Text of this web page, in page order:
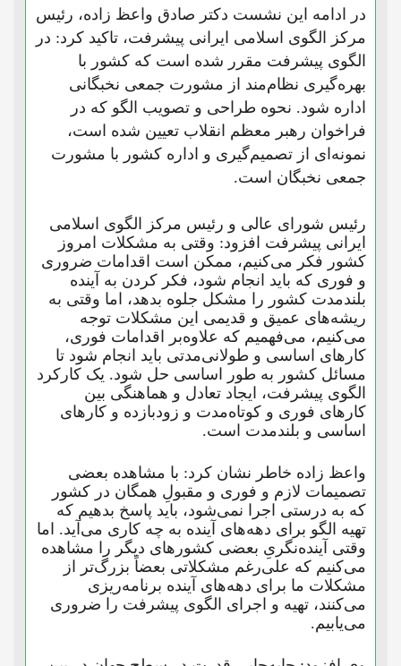
در ادامه این نشست دکتر صادق واعظ زاده، رئیس
مرکز الگوی اسلامی ایرانی پیشرفت، تاکید کرد: در
الگوی پیشرفت مقرر شده است که کشور با
بهره‌گیری نظام‌مند از مشورت جمعی نخبگانی
اداره شود. نحوه طراحی و تصویب الگو که در
فراخوان رهبر معظم انقلاب تعیین شده است،
نمونه‌ای از تصمیم‌گیری و اداره کشور با مشورت
جمعی نخبگان است.
رئیس شورای عالی و رئیس مرکز الگوی اسلامی
ایرانی پیشرفت افزود: وقتی به مشکلات امروز
کشور فکر می‌کنیم، ممکن است اقدامات ضروری
و فوری که باید انجام شود، فکر کردن به آینده
بلندمدت کشور را مشکل جلوه بدهد، اما وقتی به
ریشه‌های عمیق و قدیمی این مشکلات توجه
می‌کنیم، می‌فهمیم که علاوه‌بر اقدامات فوری،
کارهای اساسی و طولانی‌مدتی باید انجام شود تا
مسائل کشور به طور اساسی حل شود. یک کارکرد
الگوی پیشرفت، ایجاد تعادل و هماهنگی بین
کارهای فوری و کوتاه‌مدت و زودبازده و کارهای
اساسی و بلندمدت است.
واعظ زاده خاطر نشان کرد: با مشاهده بعضی
تصمیمات لازم و فوری و مقبولِ همگان در کشور
که به درستی اجرا نمی‌شود، باید پاسخ بدهیم که
تهیه الگو برای دهه‌های آینده به چه کاری می‌آید. اما
وقتی آینده‌نگریِ بعضی کشورهای دیگر را مشاهده
می‌کنیم که علی‌رغم مشکلاتی بعضاً بزرگ‌تر از
مشکلات ما برای دهه‌های آینده برنامه‌ریزی
می‌کنند، تهیه و اجرای الگوی پیشرفت را ضروری
می‌یابیم.